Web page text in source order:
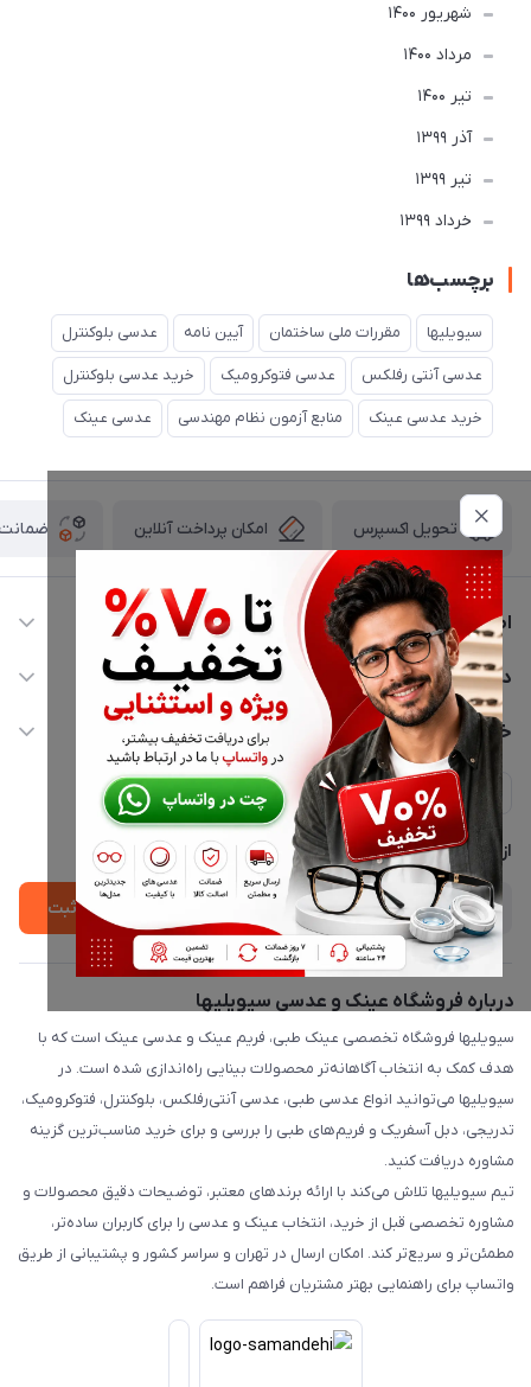
شهریور 1400
مرداد 1400
تير 1400
آذر 1399
تير 1399
خرداد 1399
برچسب‌ها
سیویلیها مقررات ملی ساختمان آیین نامه عدسی بلوکنترل
عدسی آنتی رفلکس عدسی فتوکرومیک خرید عدسی بلوکنترل
خرید عدسی عینک منابع آزمون نظام مهندسی عدسی عینک
تحویل اکسپرس امکان پرداخت آنلاین ضمانت
اطلاعات تماس
02177116909
info@civiliha.com
ارسال فوری در تهران + ارسال به سراسر کشور
دسترسی سریع
حساب کاربری
مجله فروشگاه
لیست محصولات
درباره ما
خدمات مشتریان
حریم خصوصی
پشتیبانی واتساپ 09397003162
از جدید‌ترین تخفیف‌ها با‌ خبر شوید
ثبت
درباره فروشگاه عینک و عدسی سیویلیها
سیویلیها فروشگاه تخصصی عینک طبی، فریم عینک و عدسی عینک است که با
هدف کمک به انتخاب آگاهانه‌تر محصولات بینایی راه‌اندازی شده است. در
سیویلیها می‌توانید انواع عدسی طبی، عدسی آنتی‌رفلکس، بلوکنترل، فتوکرومیک،
تدریجی، دبل آسفریک و فریم‌های طبی را بررسی و برای خرید مناسب‌ترین گزینه
مشاوره دریافت کنید.
تیم سیویلیها تلاش می‌کند با ارائه برندهای معتبر، توضیحات دقیق محصولات و
مشاوره تخصصی قبل از خرید، انتخاب عینک و عدسی را برای کاربران ساده‌تر،
مطمئن‌تر و سریع‌تر کند. امکان ارسال در تهران و سراسر کشور و پشتیبانی از طریق
واتساپ برای راهنمایی بهتر مشتریان فراهم است.